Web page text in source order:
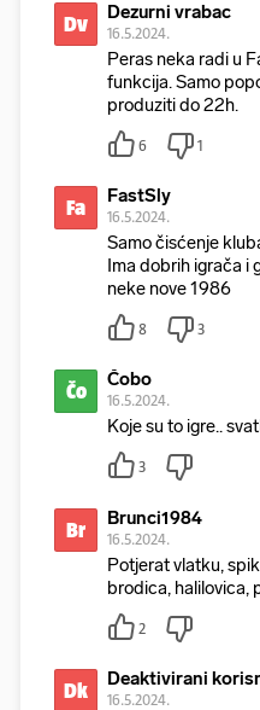
Dv Dezurni vrabac
16.5.2024.
Peras neka radi u
funkcija. Samo
produziti do 22h.
6 1
Fa FastSly
16.5.2024.
Samo čisćenje
Ima dobrih igrača i
neke nove 1986
8 3
Čo Čobo
16.5.2024.
Koje su to igre..
3
Br Brunci1984
16.5.2024.
Potjerat vlatku,
brodica, halilovica,
2
Dk Deaktivirani
16.5.2024.